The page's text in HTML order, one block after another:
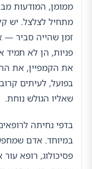
ממומן, המודעות
מתחיל לצלצל. יש
זמן שהייה סביר —
פניות, הן לא תמיד
את הקמפיין, את
בפועל, לעיתים
שאליו הגולש נוחת.
בדפי נחיתה
במיוחד. אדם
פסיכולוג, רופא